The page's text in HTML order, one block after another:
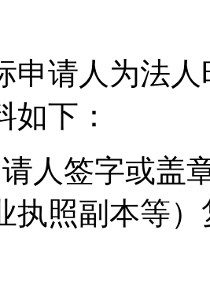
申请人为法
如下：
人签字或盖
执照副本等